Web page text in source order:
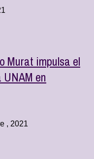
Murat impulsa el
en
, 2021